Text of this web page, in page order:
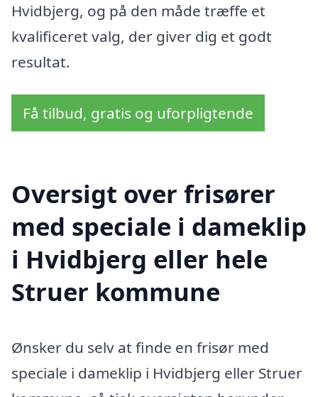
Hvidbjerg, og på den måde træffe et
kvalificeret valg, der giver dig et godt
resultat.
Få tilbud, gratis og uforpligtende
Oversigt over frisører
med speciale i dameklip
i Hvidbjerg eller hele
Struer kommune
Ønsker du selv at finde en frisør med
speciale i dameklip i Hvidbjerg eller Struer